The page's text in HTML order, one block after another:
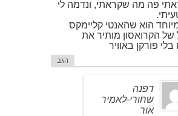
פה מה שקראתי, ונדמה לי
הוא שהאנטי קליימקס
של הקרואסון מותיר את
פורקן באוויר
הגב
דפנה
שחורי-לאמיר
אור